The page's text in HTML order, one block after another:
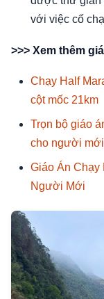
với việc cố
>>> Xem thêm
Chạy Half
cột mốc 21km
Trọn bộ giáo
cho người mới
Giáo Án Chạy
Người Mới